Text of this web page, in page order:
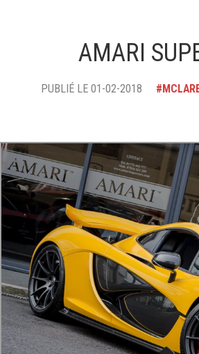
AMARI
PUBLIÉ LE 01-02-2018